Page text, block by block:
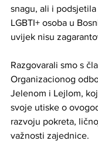
snagu, ali i
LGBTI+ osoba u
uvijek nisu
Razgovarali smo s
Organizacionog
Jelenom i Lejlom,
svoje utiske o
razvoju pokreta,
važnosti zajednice.